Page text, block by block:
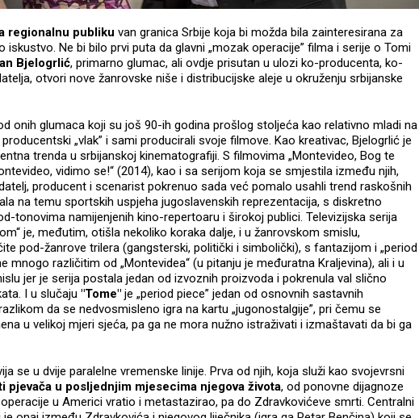
regionalnu publiku van granica Srbije koja bi možda bila zainteresirana za
iskustvo. Ne bi bilo prvi puta da glavni „mozak operacije” filma i serije o Tomi
Bjelogrlić, primarno glumac, ali ovdje prisutan u ulozi ko-producenta, ko-
otvori nove žanrovske niše i distribucijske aleje u okruženju srbijanske
onih glumaca koji su još 90-ih godina prošlog stoljeća kao relativno mladi na
„vlak” i sami producirali svoje filmove. Kao kreativac, Bjelogrlić je
trenda u srbijanskoj kinematografiji. S filmovima „Montevideo, Bog te
vidimo se!“ (2014), kao i sa serijom koja se smjestila između njih,
producent i scenarist pokrenuo sada već pomalo usahli trend raskošnih
na temu sportskih uspjeha jugoslavenskih reprezentacija, s diskretno
tonovima namijenjenih kino-repertoaru i širokoj publici. Televizijska serija
je, međutim, otišla nekoliko koraka dalje, i u žanrovskom smislu,
pod-žanrove trilera (gangsterski, politički i simbolički), s fantazijom i „period
mnogo različitim od „Montevidea“ (u pitanju je međuratna Kraljevina), ali i u
jer je serija postala jedan od izvoznih proizvoda i pokrenula val slično
I u slučaju "Tome" je „period piece” jedan od osnovnih sastavnih
da se nedvosmisleno igra na kartu „jugonostalgije”, pri čemu se
u velikoj mjeri sjeća, pa ga ne mora nužno istraživati i izmaštavati da bi ga
se u dvije paralelne vremenske linije. Prva od njih, koja služi kao svojevrsni
pjevača u posljednjim mjesecima njegova života, od ponovne dijagnoze
u Americi vratio i metastazirao, pa do Zdravkovićeve smrti. Centralni